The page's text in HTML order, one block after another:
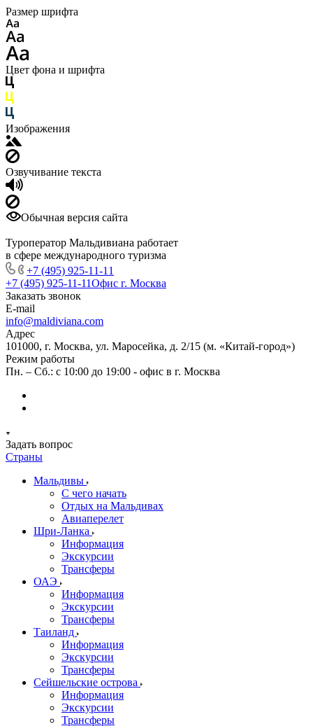
Размер шрифта
Цвет фона и шрифта
Изображения
Озвучивание текста
Обычная версия сайта
Туроператор Мальдивиана работает
в сфере международного туризма
+7 (495) 925-11-11
+7 (495) 925-11-11Офис г. Москва
Заказать звонок
E-mail
info@maldiviana.com
Адрес
101000, г. Москва, ул. Маросейка, д. 2/15 (м. «Китай-город»)
Режим работы
Пн. – Сб.: с 10:00 до 19:00 - офис в г. Москва
Задать вопрос
Страны
Мальдивы
С чего начать
Отдых на Мальдивах
Авиаперелет
Шри-Ланка
Информация
Экскурсии
Трансферы
ОАЭ
Информация
Экскурсии
Трансферы
Таиланд
Информация
Экскурсии
Трансферы
Сейшельские острова
Информация
Экскурсии
Трансферы